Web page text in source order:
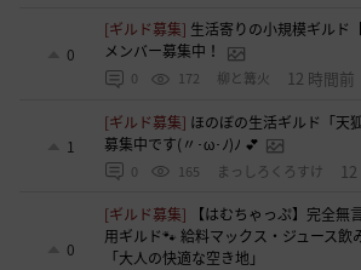
0
[ギルド募集] 生活寄りの小規模ギルド
メンバー募集中！
0 172 柳と篝火 12 時間前
1
[ギルド募集] ほのぼの生活ギルド「天
募集中です(〃･ω･ﾉ)ﾉ 💕
0 165 まっしろくろすけ
0
[ギルド募集]
【はむちゃっぷ】完全無
用ギルド🐾 給料マックス・ジュース飲
「大人の快適な空き地」